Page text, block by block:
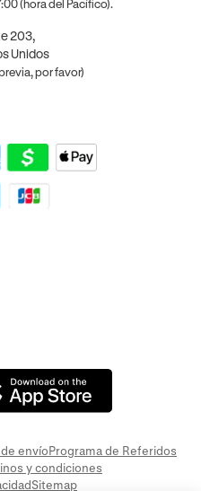
(hora del Pacífico).
203,
Unidos
por favor)
envíoPrograma de Referidos
y condiciones
Sitemap